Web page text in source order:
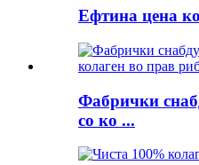
Ефтина цена
Фабрички
со ко ...